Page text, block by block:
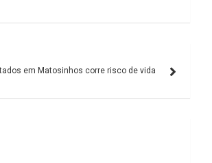
em Matosinhos corre risco de vida